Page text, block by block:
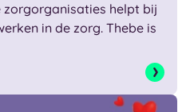
zorgorganisaties helpt bij
in de zorg. Thebe is